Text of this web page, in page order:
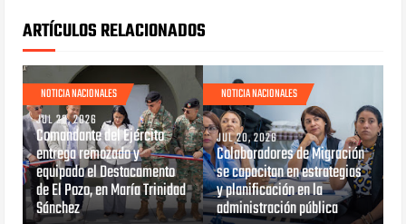
ARTÍCULOS RELACIONADOS
NOTICIA NACIONALES
JUL 20, 2026
Comandante del Ejército
entrega remozado y
equipado el Destacamento
de El Pozo, en María Trinidad
Sánchez
NOTICIA NACIONALES
JUL 20, 2026
Colaboradores de Migración
se capacitan en estrategias
y planificación en la
administración pública